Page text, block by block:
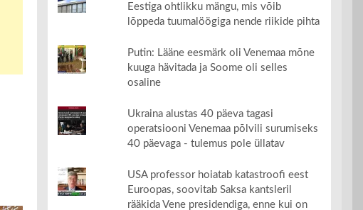
Eestiga ohtlikku mängu, mis võib
lõppeda tuumalöögiga nende riikide pihta
Putin: Lääne eesmärk oli Venemaa mõne
kuuga hävitada ja Soome oli selles
osaline
Ukraina alustas 40 päeva tagasi
operatsiooni Venemaa põlvili surumiseks
40 päevaga - tulemus pole üllatav
USA professor hoiatab katastroofi eest
Euroopas, soovitab Saksa kantsleril
rääkida Vene presidendiga, enne kui on